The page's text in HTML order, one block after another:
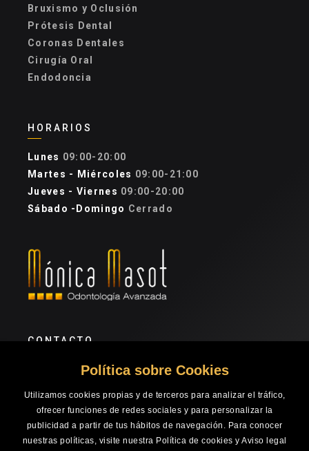
Política sobre Cookies
Utilizamos cookies propias y de terceros para analizar el tráfico,
ofrecer funciones de redes sociales y para personalizar la
publicidad a partir de tus hábitos de navegación. Para conocer
nuestras políticas, visite nuestra Política de cookies y Aviso legal
Bruxismo y Oclusión
Prótesis Dental
Coronas Dentales
Cirugía Oral
Endodoncia
HORARIOS
Lunes 09:00-20:00
Martes - Miércoles 09:00-21:00
Jueves - Viernes 09:00-20:00
Sábado -Domingo Cerrado
CONTACTO
+34 965 200 800
Alicante, Alicante, 03001 · España
-